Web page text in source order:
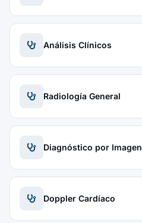
Análisis Clínicos
Radiología General
Diagnóstico por Imagen
Doppler Cardíaco